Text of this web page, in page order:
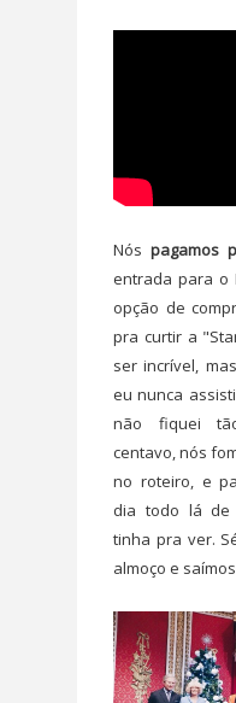
Nós pagamos
entrada para o
opção de
pra curtir a
ser incrível,
eu nunca
não fiquei
centavo, nós
no roteiro, e
dia todo lá de
tinha pra ver.
almoço e